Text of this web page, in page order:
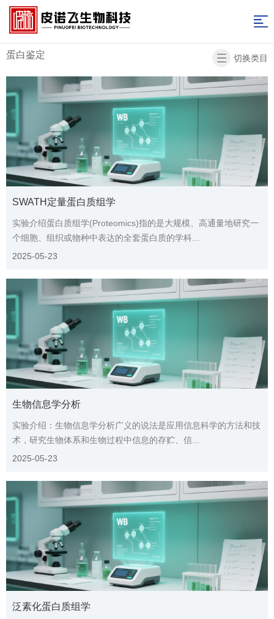
网
站
导
航
产
中
心
验
服
务
实
验
图
库
实
验
资
新
闻
关
们
我
回
蛋白鉴定
蛋白鉴定 切换类目
SWATH定量蛋白质组学
实验介绍蛋白质组学(Proteomics)指的是大规模、高通量地研究一
个细胞、组织或物种中表达的全套蛋白质的学科...
2025-05-23
生物信息学分析
实验介绍：生物信息学分析广义的说法是应用信息科学的方法和技
术，研究生物体系和生物过程中信息的存贮、信...
2025-05-23
泛素化蛋白质组学